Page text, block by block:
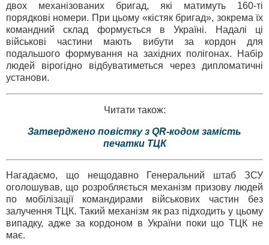
двох механізованих бригад, які матимуть 160-ті
порядкові номери. При цьому «кістяк бригад», зокрема їх
командний склад формується в Україні. Надалі ці
військові частини мають вибути за кордон для
подальшого формування на західних полігонах. Набір
людей вірогідно відбуватиметься через дипломатичні
установи.
Читати також:
Затверджено повістку з QR-кодом замість
печатки ТЦК
Нагадаємо, що нещодавно Генеральний штаб ЗСУ
оголошував, що розробляється механізм призову людей
по мобілізації командирами військових частин без
залучення ТЦК. Такий механізм як раз підходить у цьому
випадку, адже за кордоном в України поки що ТЦК не
має.